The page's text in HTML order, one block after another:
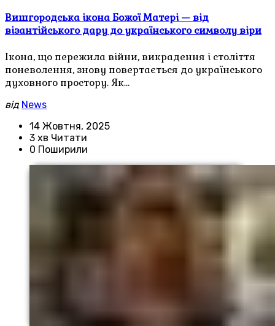
Вишгородська ікона Божої Матері — від
візантійського дару до українського символу віри
Ікона, що пережила війни, викрадення і століття
поневолення, знову повертається до українського
духовного простору. Як…
від News
14 Жовтня, 2025
3 хв Читати
0 Поширили